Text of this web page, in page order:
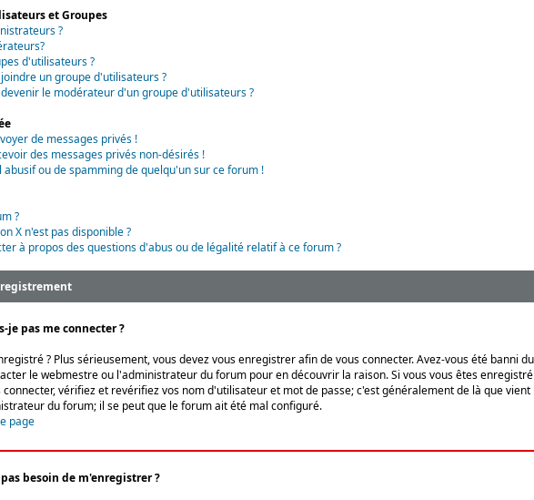
et Groupes
?
d'utilisateurs ?
un groupe d'utilisateurs ?
le modérateur d'un groupe d'utilisateurs ?
de messages privés !
des messages privés non-désirés !
abusif ou de spamming de quelqu'un sur ce forum !
?
X n'est pas disponible ?
à propos des questions d'abus ou de légalité relatif à ce forum ?
je pas me connecter ?
? Plus sérieusement, vous devez vous enregistrer afin de vous connecter. Avez-vous été banni
le webmestre ou l'administrateur du forum pour en découvrir la raison. Si vous vous êtes
vérifiez et revérifiez vos nom d'utilisateur et mot de passe; c'est généralement de là que
du forum; il se peut que le forum ait été mal configuré.
page
besoin de m'enregistrer ?